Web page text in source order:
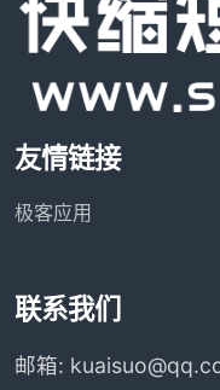
友情链接
极客应用
联系我们
邮箱: